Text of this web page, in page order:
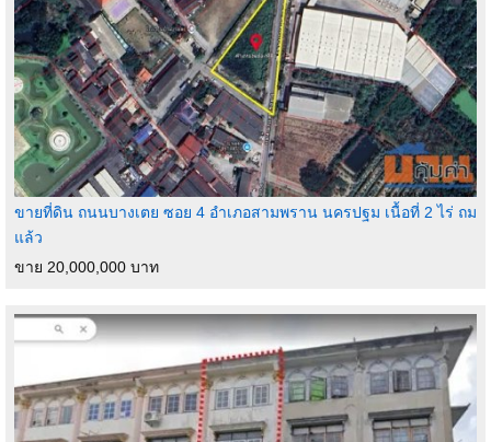
ขายที่ดิน ถนนบางเตย ซอย 4 อำเภอสามพราน นครปฐม เนื้อที่ 2 ไร่ ถม
แล้ว
ขาย 20,000,000 บาท